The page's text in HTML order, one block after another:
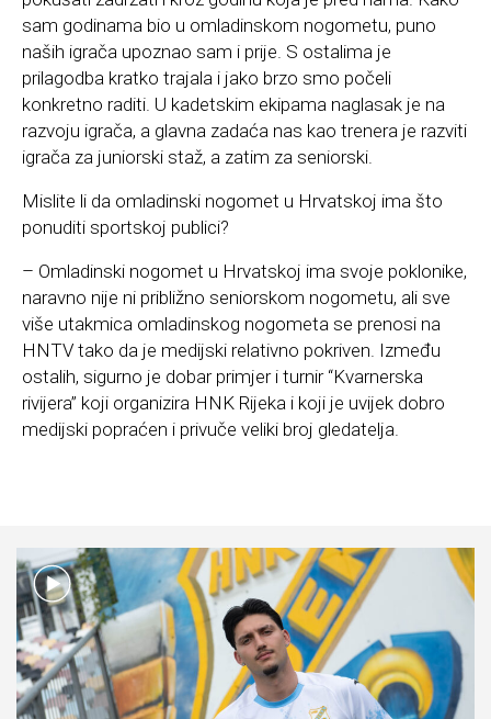
sam godinama bio u omladinskom nogometu, puno
naših igrača upoznao sam i prije. S ostalima je
prilagodba kratko trajala i jako brzo smo počeli
konkretno raditi. U kadetskim ekipama naglasak je na
razvoju igrača, a glavna zadaća nas kao trenera je razviti
igrača za juniorski staž, a zatim za seniorski.
Mislite li da omladinski nogomet u Hrvatskoj ima što
ponuditi sportskoj publici?
– Omladinski nogomet u Hrvatskoj ima svoje poklonike,
naravno nije ni približno seniorskom nogometu, ali sve
više utakmica omladinskog nogometa se prenosi na
HNTV tako da je medijski relativno pokriven. Između
ostalih, sigurno je dobar primjer i turnir “Kvarnerska
rivijera” koji organizira HNK Rijeka i koji je uvijek dobro
medijski popraćen i privuče veliki broj gledatelja.